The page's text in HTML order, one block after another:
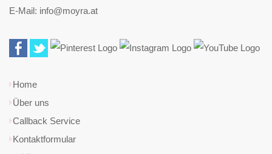
E-Mail: info@moyra.at
Home
Über uns
Callback Service
Kontaktformular